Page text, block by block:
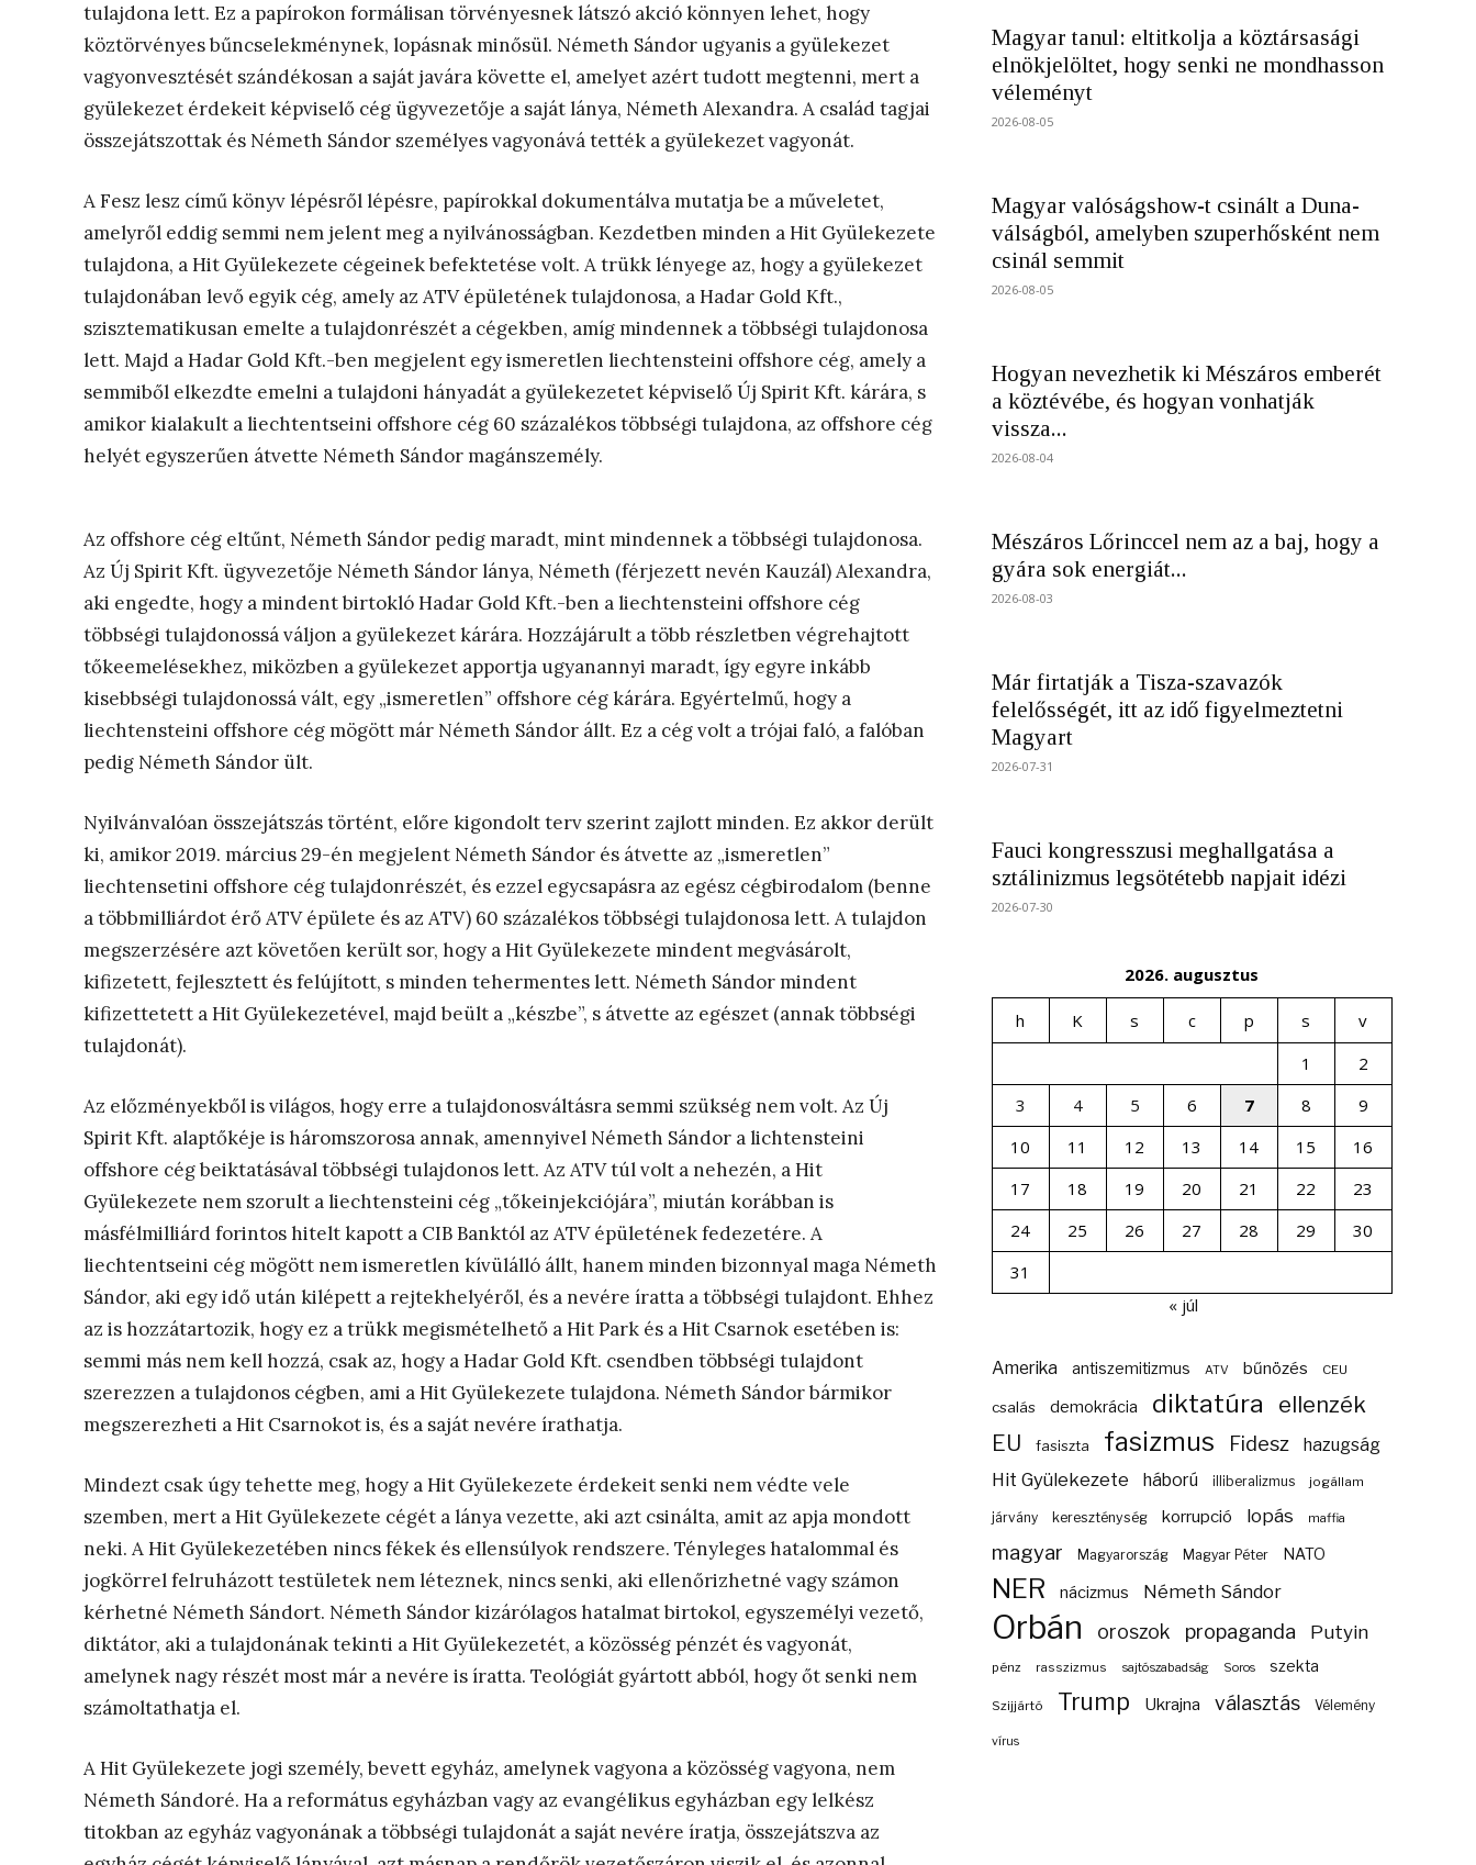
tulajdona lett. Ez a papírokon formálisan törvényesnek látszó akció könnyen lehet, hogy
köztörvényes bűncselekménynek, lopásnak minősül. Németh Sándor ugyanis a gyülekezet
vagyonvesztését szándékosan a saját javára követte el, amelyet azért tudott megtenni, mert a
gyülekezet érdekeit képviselő cég ügyvezetője a saját lánya, Németh Alexandra. A család tagjai
összejátszottak és Németh Sándor személyes vagyonává tették a gyülekezet vagyonát.
A Fesz lesz című könyv lépésről lépésre, papírokkal dokumentálva mutatja be a műveletet,
amelyről eddig semmi nem jelent meg a nyilvánosságban. Kezdetben minden a Hit Gyülekezete
tulajdona, a Hit Gyülekezete cégeinek befektetése volt. A trükk lényege az, hogy a gyülekezet
tulajdonában levő egyik cég, amely az ATV épületének tulajdonosa, a Hadar Gold Kft.,
szisztematikusan emelte a tulajdonrészét a cégekben, amíg mindennek a többségi tulajdonosa
lett. Majd a Hadar Gold Kft.-ben megjelent egy ismeretlen liechtensteini offshore cég, amely a
semmiből elkezdte emelni a tulajdoni hányadát a gyülekezetet képviselő Új Spirit Kft. kárára, s
amikor kialakult a liechtentseini offshore cég 60 százalékos többségi tulajdona, az offshore cég
helyét egyszerűen átvette Németh Sándor magánszemély.
Az offshore cég eltűnt, Németh Sándor pedig maradt, mint mindennek a többségi tulajdonosa.
Az Új Spirit Kft. ügyvezetője Németh Sándor lánya, Németh (férjezett nevén Kauzál) Alexandra,
aki engedte, hogy a mindent birtokló Hadar Gold Kft.-ben a liechtensteini offshore cég
többségi tulajdonossá váljon a gyülekezet kárára. Hozzájárult a több részletben végrehajtott
tőkeemelésekhez, miközben a gyülekezet apportja ugyanannyi maradt, így egyre inkább
kisebbségi tulajdonossá vált, egy „ismeretlen” offshore cég kárára. Egyértelmű, hogy a
liechtensteini offshore cég mögött már Németh Sándor állt. Ez a cég volt a trójai faló, a falóban
pedig Németh Sándor ült.
Nyilvánvalóan összejátszás történt, előre kigondolt terv szerint zajlott minden. Ez akkor derült
ki, amikor 2019. március 29-én megjelent Németh Sándor és átvette az „ismeretlen”
liechtensetini offshore cég tulajdonrészét, és ezzel egycsapásra az egész cégbirodalom (benne
a többmilliárdot érő ATV épülete és az ATV) 60 százalékos többségi tulajdonosa lett. A tulajdon
megszerzésére azt követően került sor, hogy a Hit Gyülekezete mindent megvásárolt,
kifizetett, fejlesztett és felújított, s minden tehermentes lett. Németh Sándor mindent
kifizettetett a Hit Gyülekezetével, majd beült a „készbe”, s átvette az egészet (annak többségi
tulajdonát).
Az előzményekből is világos, hogy erre a tulajdonosváltásra semmi szükség nem volt. Az Új
Spirit Kft. alaptőkéje is háromszorosa annak, amennyivel Németh Sándor a lichtensteini
offshore cég beiktatásával többségi tulajdonos lett. Az ATV túl volt a nehezén, a Hit
Gyülekezete nem szorult a liechtensteini cég „tőkeinjekciójára”, miután korábban is
másfélmilliárd forintos hitelt kapott a CIB Banktól az ATV épületének fedezetére. A
liechtentseini cég mögött nem ismeretlen kívülálló állt, hanem minden bizonnyal maga Németh
Sándor, aki egy idő után kilépett a rejtekhelyéről, és a nevére íratta a többségi tulajdont. Ehhez
az is hozzátartozik, hogy ez a trükk megismételhető a Hit Park és a Hit Csarnok esetében is:
semmi más nem kell hozzá, csak az, hogy a Hadar Gold Kft. csendben többségi tulajdont
szerezzen a tulajdonos cégben, ami a Hit Gyülekezete tulajdona. Németh Sándor bármikor
megszerezheti a Hit Csarnokot is, és a saját nevére írathatja.
Mindezt csak úgy tehette meg, hogy a Hit Gyülekezete érdekeit senki nem védte vele
szemben, mert a Hit Gyülekezete cégét a lánya vezette, aki azt csinálta, amit az apja mondott
neki. A Hit Gyülekezetében nincs fékek és ellensúlyok rendszere. Tényleges hatalommal és
jogkörrel felruházott testületek nem léteznek, nincs senki, aki ellenőrizhetné vagy számon
kérhetné Németh Sándort. Németh Sándor kizárólagos hatalmat birtokol, egyszemélyi vezető,
diktátor, aki a tulajdonának tekinti a Hit Gyülekezetét, a közösség pénzét és vagyonát,
amelynek nagy részét most már a nevére is íratta. Teológiát gyártott abból, hogy őt senki nem
számoltathatja el.
A Hit Gyülekezete jogi személy, bevett egyház, amelynek vagyona a közösség vagyona, nem
Németh Sándoré. Ha a református egyházban vagy az evangélikus egyházban egy lelkész
titokban az egyház vagyonának a többségi tulajdonát a saját nevére íratja, összejátszva az
Magyar tanul: eltitkolja a köztársasági
elnökjelöltet, hogy senki ne mondhasson
véleményt
2026-08-05
Magyar valóságshow-t csinált a Duna-
válságból, amelyben szuperhősként nem
csinál semmit
2026-08-05
Hogyan nevezhetik ki Mészáros emberét
a köztévébe, és hogyan vonhatják
vissza...
2026-08-04
Mészáros Lőrinccel nem az a baj, hogy a
gyára sok energiát...
2026-08-03
Már firtatják a Tisza-szavazók
felelősségét, itt az idő figyelmeztetni
Magyart
2026-07-31
Fauci kongresszusi meghallgatása a
sztálinizmus legsötétebb napjait idézi
2026-07-30
2026. augusztus
h K s c p s
v
1
2
3
4 5 6 7 8
9
10
11 12 13 14 15
16
17
18 19 20 21 22
23
24
25 26 27 28 29
30
31
« júl
Amerika antiszemitizmus ATV bűnözés CEU
csalás demokrácia diktatúra ellenzék
EU fasiszta fasizmus Fidesz hazugság
Hit Gyülekezete háború illiberalizmus jogállam
járvány kereszténység korrupció lopás maffia
magyar Magyarország Magyar Péter NATO
NER nácizmus Németh Sándor
Orbán oroszok propaganda Putyin
pénz rasszizmus sajtószabadság Soros szekta
Szijjártó Trump Ukrajna választás Vélemény
vírus